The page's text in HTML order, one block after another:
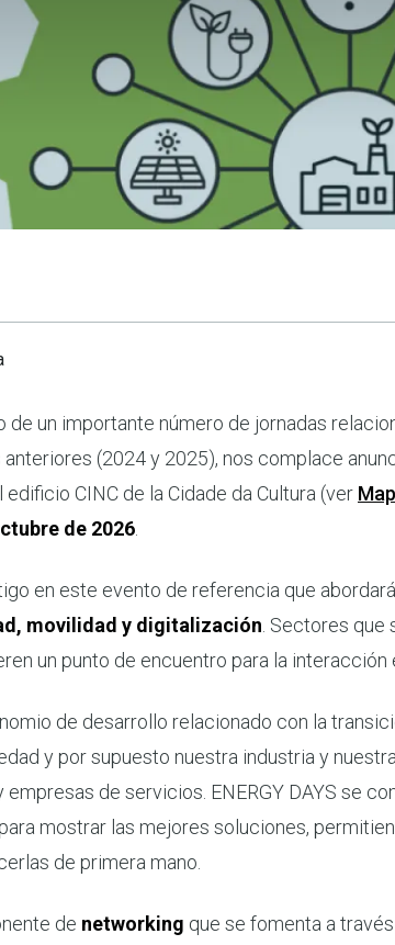
de un importante número de jornadas
(2024 y 2025), nos complace
CINC de la Cidade da Cultura (ver
de 2026
en este evento de referencia que
movilidad y digitalización . Sectores
un punto de encuentro para la
de desarrollo relacionado con la
y por supuesto nuestra industria y
de servicios. ENERGY DAYS se
mostrar las mejores soluciones,
de primera mano.
de networking que se fomenta a